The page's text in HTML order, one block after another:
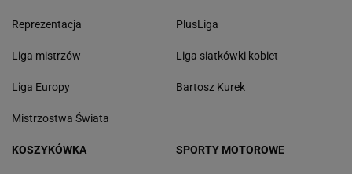
Reprezentacja
Liga mistrzów
Liga Europy
Mistrzostwa Świata
PlusLiga
Liga siatkówki kobiet
Bartosz Kurek
KOSZYKÓWKA SPORTY MOTOROWE